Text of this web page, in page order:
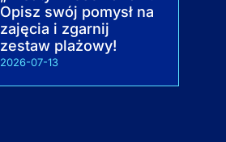
Opisz swój pomysł na
zajęcia i zgarnij
zestaw plażowy!
2026-07-13